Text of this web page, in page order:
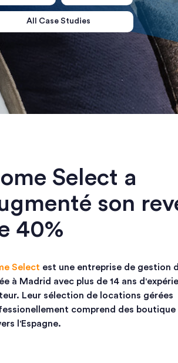
All Case Studies
Select a
son
40%
Select est une entreprise de gestion
à Madrid avec plus de 14 ans
Leur sélection de locations gérées
comprend des boutique
l'Espagne.